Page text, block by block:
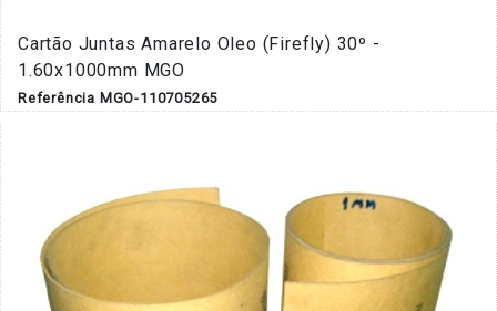
Cartão Juntas Amarelo Oleo (Firefly) 30º -
1.60x1000mm MGO
Referência MGO-110705265